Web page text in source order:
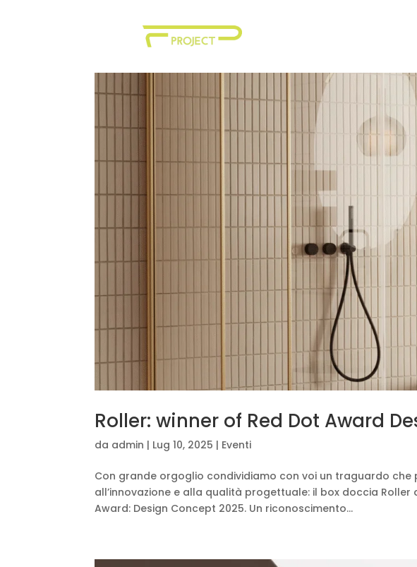
Roller: winner of Red Dot Award
da admin | Lug 10, 2025 | Eventi
Con grande orgoglio condividiamo con voi un traguardo che
all’innovazione e alla qualità progettuale: il box doccia
Award: Design Concept 2025. Un riconoscimento...